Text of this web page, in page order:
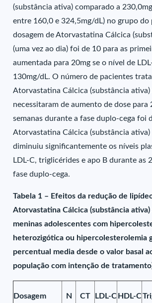
(substância ativa) comparado a
entre 160,0 e 324,5mg/dL) no grupo do
dosagem de Atorvastatina Cálcica
(uma vez ao dia) foi de 10 para as
aumentada para 20mg se o nível de
130mg/dL. O número de pacientes
Atorvastatina Cálcica (substância ativa)
necessitaram de aumento de dose para
semanas durante a fase duplo-cega foi
Atorvastatina Cálcica (substância ativa)
diminuiu significantemente os níveis
LDL-C, triglicérides e apo B durante as
fase duplo-cega.
Tabela 1 – Efeitos da redução de
Atorvastatina Cálcica (substância ativa)
meninas adolescentes com
heterozigótica ou hipercolesterolemia
percentual media desde o valor basal
população com intenção de
Dosagem N CT LDL-C HDL-C